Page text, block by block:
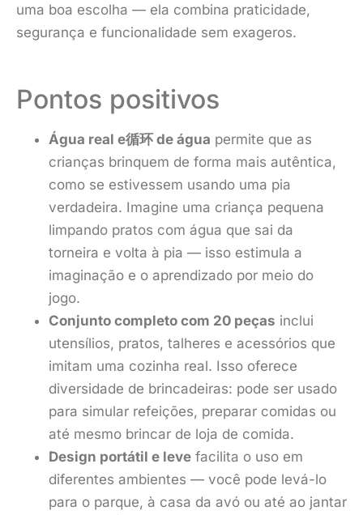
uma boa escolha — ela combina praticidade,
segurança e funcionalidade sem exageros.
Pontos positivos
Água real e循环 de água permite que as
crianças brinquem de forma mais autêntica,
como se estivessem usando uma pia
verdadeira. Imagine uma criança pequena
limpando pratos com água que sai da
torneira e volta à pia — isso estimula a
imaginação e o aprendizado por meio do
jogo.
Conjunto completo com 20 peças inclui
utensílios, pratos, talheres e acessórios que
imitam uma cozinha real. Isso oferece
diversidade de brincadeiras: pode ser usado
para simular refeições, preparar comidas ou
até mesmo brincar de loja de comida.
Design portátil e leve facilita o uso em
diferentes ambientes — você pode levá-lo
para o parque, à casa da avó ou até ao jantar